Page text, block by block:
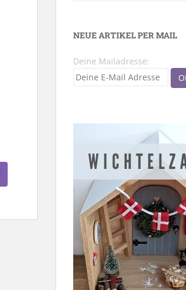
NEUE ARTIKEL PER MAIL
Deine Mailadresse: